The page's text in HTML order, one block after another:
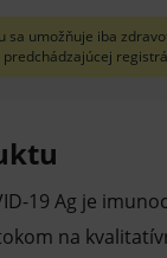
sa umožňuje iba
predchádzajúcej
19 Ag je
na